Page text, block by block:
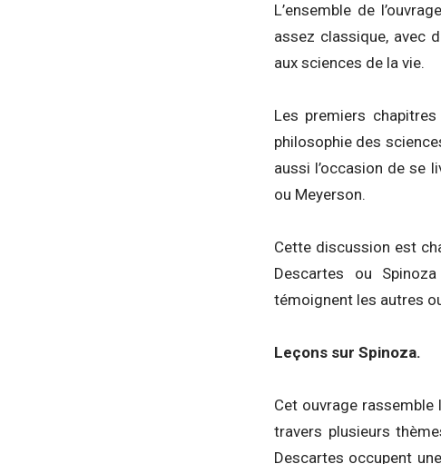
L’ensemble de
assez classique, avec
aux sciences de la vie.
Les premiers
philosophie des
aussi l’occasion de se
ou Meyerson.
Cette discussion est
Descartes ou
témoignent les autres
Leçons sur Spinoza.
Cet ouvrage
travers plusieurs
Descartes occupent